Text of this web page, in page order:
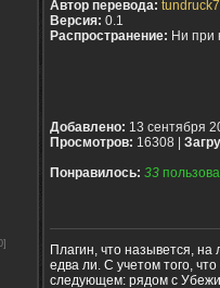
Автор перевода:
Версия: 0.1
Распространение: Ни при
Добавлено: 13 сентября
Просмотров: 16308 |
Понравилось: 33
Плагин, что назывется,
едва ли. С учетом того,
следующем: рядом с